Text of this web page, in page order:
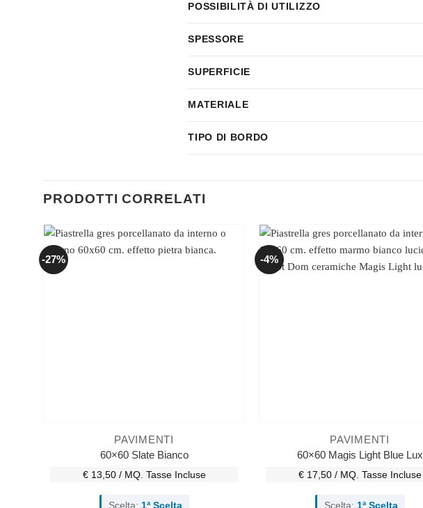
POSSIBILITÀ DI UTILIZZO
SPESSORE
SUPERFICIE
MATERIALE
TIPO DI BORDO
PRODOTTI CORRELATI
-27%
PAVIMENTI
60×60 Slate Bianco
€ 13,50 / MQ. Tasse Incluse
Scelta: 1ª Scelta
-4%
PAVIMENTI
60×60 Magis Light Blue Lux
€ 17,50 / MQ. Tasse Incluse
Scelta: 1ª Scelta